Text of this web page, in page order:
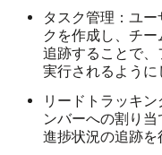
タスク管理 ：ユ
クを作成し、チ
追跡することで
実行されるように
リードトラッキン
ンバーへの割り
進捗状況の追跡を